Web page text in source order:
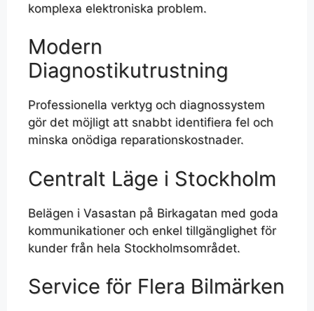
komplexa elektroniska problem.
Modern
Diagnostikutrustning
Professionella verktyg och diagnossystem
gör det möjligt att snabbt identifiera fel och
minska onödiga reparationskostnader.
Centralt Läge i Stockholm
Belägen i Vasastan på Birkagatan med goda
kommunikationer och enkel tillgänglighet för
kunder från hela Stockholmsområdet.
Service för Flera Bilmärken